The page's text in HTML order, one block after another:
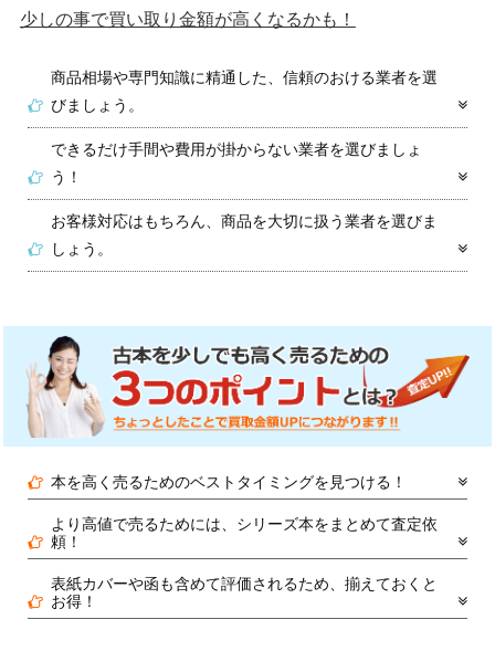
少しの事で買い取り金額が高くなるかも！
商品相場や専門知識に精通した、信頼のおける業者を選
びましょう。
できるだけ手間や費用が掛からない業者を選びましょ
う！
お客様対応はもちろん、商品を大切に扱う業者を選びま
しょう。
本を高く売るためのベストタイミングを見つける！
より高値で売るためには、シリーズ本をまとめて査定依
頼！
表紙カバーや函も含めて評価されるため、揃えておくと
お得！